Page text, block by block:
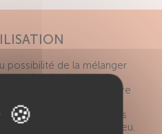
possibilité de la mélanger
le reflet doré ou pour
blancs). Pour la première
notre masque
ÊTRE pour éliminer toutes
le cuir chevelu et le cheveu.